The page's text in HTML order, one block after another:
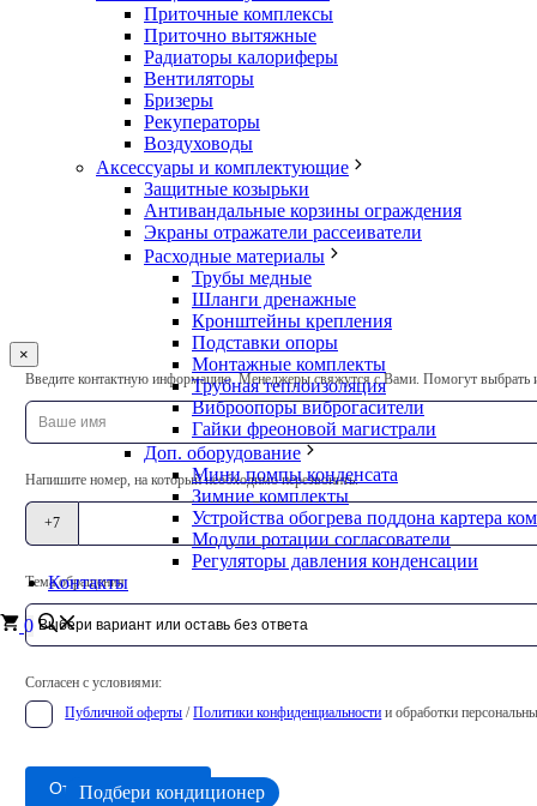
Приточные комплексы
Приточно вытяжные
Радиаторы калориферы
Вентиляторы
Бризеры
Рекуператоры
Воздуховоды
Аксессуары и комплектующие
Защитные козырьки
Антивандальные корзины ограждения
Экраны отражатели рассеиватели
Расходные материалы
Трубы медные
Шланги дренажные
Кронштейны крепления
Подставки опоры
Монтажные комплекты
Трубная теплоизоляция
Виброопоры виброгасители
Гайки фреоновой магистрали
Доп. оборудование
Мини помпы конденсата
Зимние комплекты
Устройства обогрева поддона картера
Модули ротации согласователи
Регуляторы давления конденсации
Контакты
0
Подбери кондиционер
×
Оставьте
это
поле
пустым
Введите контактную информацию. Менеджеры свяжутся с Вами. Помогут выбрать
Напишите номер, на который необходимо перезвонить.
+7
Тема обращения
Согласен с условиями:
Публичной оферты /Политики конфиденциальности и обработки
Отправить заявку